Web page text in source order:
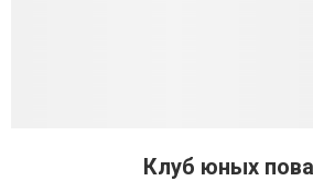
Клуб юных